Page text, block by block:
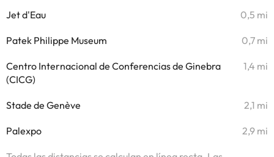
Jet d'Eau 0,5 mi
Patek Philippe Museum 0,7 mi
Centro Internacional de Conferencias de Ginebra
(CICG)
1,4 mi
Stade de Genève 2,1 mi
Palexpo 2,9 mi